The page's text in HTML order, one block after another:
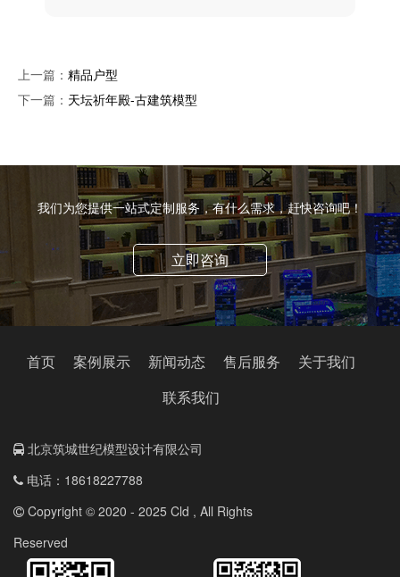
上一篇： 精品户型
下一篇： 天坛祈年殿-古建筑模型
我们为您提供一站式定制服务，有什么需求，赶快咨询吧！
立即咨询
首页 案例展示 新闻动态 售后服务
关于我们
联系我们
北京筑城世纪模型设计有限公司
电话：18618227788
Copyright © 2020 - 2025 Cld , All Rights
Reserved